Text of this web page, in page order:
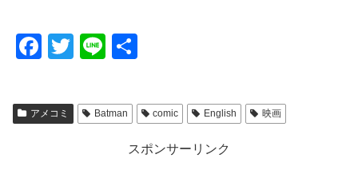
F
c
e
T
tt
er
Li
e
アメコミ Batman comic English 映画
スポンサーリンク